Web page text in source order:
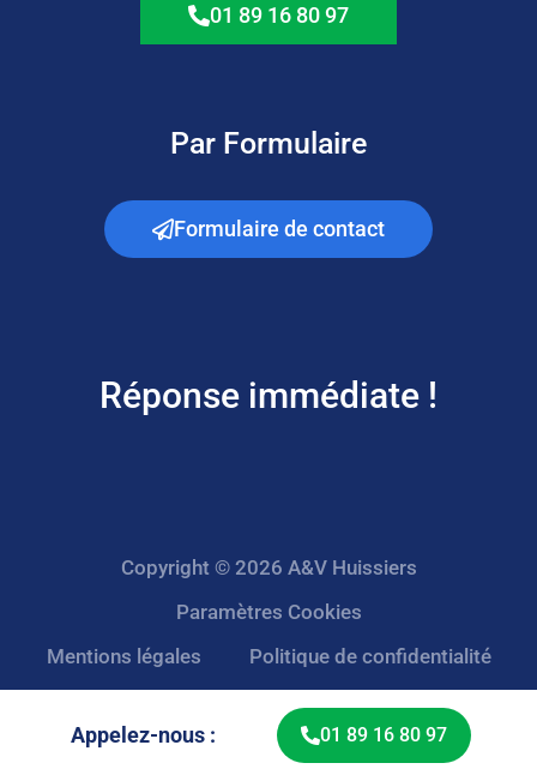
01 89 16 80 97
Par Formulaire
Formulaire de contact
Réponse immédiate !
Appelez-nous : 01 89 16 80 97
Copyright © 2026 A&V Huissiers
Paramètres Cookies
Mentions légales
Politique de confidentialité